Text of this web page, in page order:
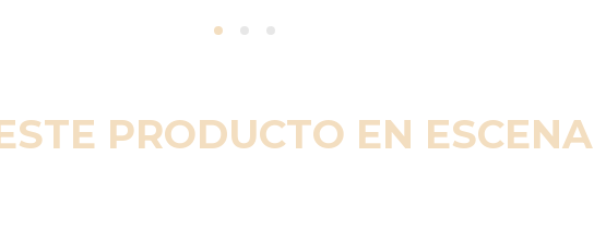
PRODUCTO EN ESCENA